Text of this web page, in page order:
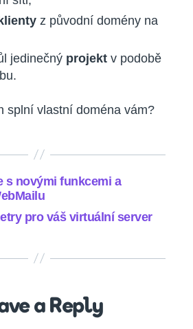
z původní domény na
jedinečný projekt v podobě
splní vlastní doména vám?
s novými funkcemi a
pro váš virtuální server
a Reply